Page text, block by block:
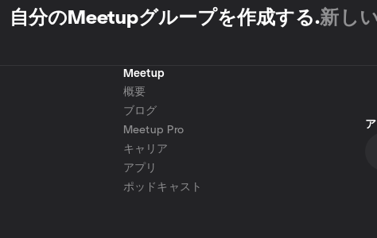
自分のMeetupグループを作成する.新し
Meetup
概要
ブログ
Meetup Pro
キャリア
アプリ
ポッドキャスト